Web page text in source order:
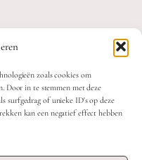
zoals cookies om
Door in te stemmen met deze
surfgedrag of unieke ID's op deze
kan een negatief effect hebben